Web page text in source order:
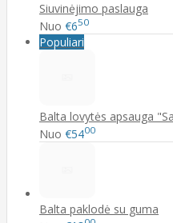
Siuvinėjimo paslauga
Nuo €650
Populiari
Balta lovytės apsauga
Nuo €5400
Balta paklodė su guma